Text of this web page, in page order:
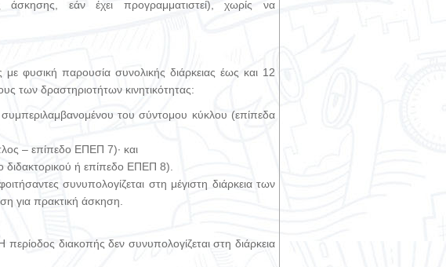
άσκησης, εάν έχει προγραμματιστεί), χωρίς να
με φυσική παρουσία συνολικής διάρκειας έως και 12
των δραστηριοτήτων κινητικότητας:
του σύντομου κύκλου (επίπεδα
– επίπεδο ΕΠΕΠ 7)· και
ή επίπεδο ΕΠΕΠ 8).
συνυπολογίζεται στη μέγιστη διάρκεια των
για πρακτική άσκηση.
διακοπής δεν συνυπολογίζεται στη διάρκεια